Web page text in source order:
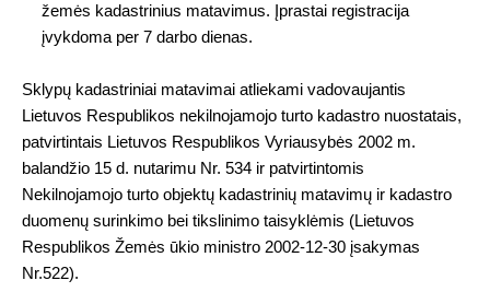
žemės kadastrinius matavimus. Įprastai registracija
įvykdoma per 7 darbo dienas.
Sklypų kadastriniai matavimai atliekami vadovaujantis
Lietuvos Respublikos nekilnojamojo turto kadastro nuostatais,
patvirtintais Lietuvos Respublikos Vyriausybės 2002 m.
balandžio 15 d. nutarimu Nr. 534 ir patvirtintomis
Nekilnojamojo turto objektų kadastrinių matavimų ir kadastro
duomenų surinkimo bei tikslinimo taisyklėmis (Lietuvos
Respublikos Žemės ūkio ministro 2002-12-30 įsakymas
Nr.522).